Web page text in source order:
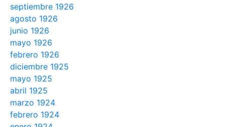
septiembre 1926
agosto 1926
junio 1926
mayo 1926
febrero 1926
diciembre 1925
mayo 1925
abril 1925
marzo 1924
febrero 1924